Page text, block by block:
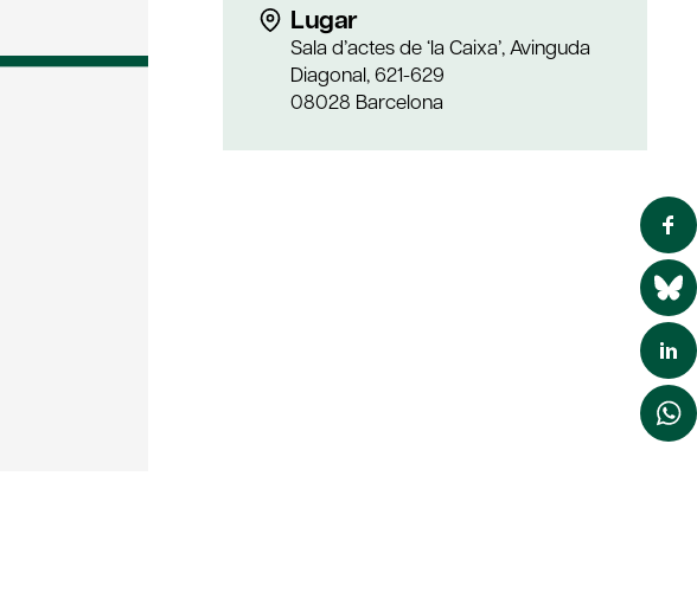
Lugar
Sala d’actes de ‘la Caixa’, Avinguda
Diagonal, 621-629
08028 Barcelona